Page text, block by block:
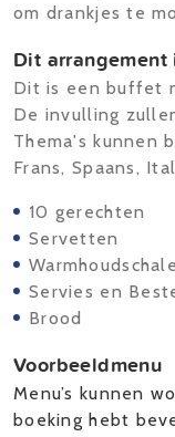
om drankjes te
Dit
Dit is een buffet
De invulling
Thema's kunnen
Frans, Spaans,
10 gerechten
Servetten
Servies en
Brood
Voorbeeldmenu
Menu’s kunnen
boeking hebt